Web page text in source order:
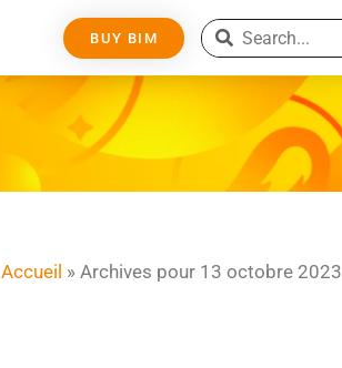
BUY BIM
Accueil » Archives pour 13 octobre 2023